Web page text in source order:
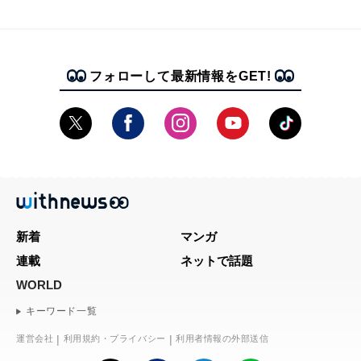
フォローして最新情報をGET!
新着
マンガ
連載
ネットで話題
WORLD
キーワード一覧
運営会社 利用規約・プライバシー 利用者情報の外部送信